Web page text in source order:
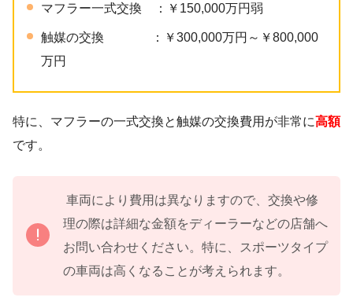
マフラー一式交換 ：￥150,000万円弱
触媒の交換 ：￥300,000万円～￥800,000
万円
特に、マフラーの一式交換と触媒の交換費用が非常に高額
です。
車両により費用は異なりますので、交換や修
理の際は詳細な金額をディーラーなどの店舗へ
お問い合わせください。特に、スポーツタイプ
の車両は高くなることが考えられます。